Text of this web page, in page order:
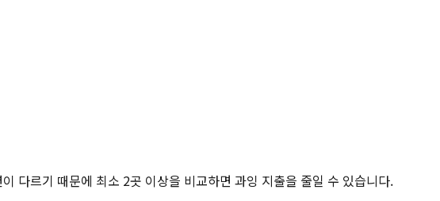
다르기 때문에 최소 2곳 이상을 비교하면 과잉 지출을 줄일 수 있습니다.